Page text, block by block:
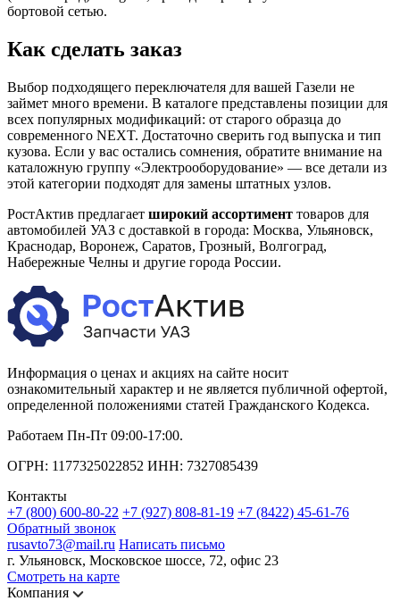
бортовой сетью.
Как сделать заказ
Выбор подходящего переключателя для вашей Газели не
займет много времени. В каталоге представлены позиции для
всех популярных модификаций: от старого образца до
современного NEXT. Достаточно сверить год выпуска и тип
кузова. Если у вас остались сомнения, обратите внимание на
каталожную группу «Электрооборудование» — все детали из
этой категории подходят для замены штатных узлов.
РостАктив предлагает широкий ассортимент товаров для
автомобилей УАЗ с доставкой в города: Москва, Ульяновск,
Краснодар, Воронеж, Саратов, Грозный, Волгоград,
Набережные Челны и другие города России.
Информация о ценах и акциях на сайте носит
ознакомительный характер и не является публичной офертой,
определенной положениями статей Гражданского Кодекса.
Работаем Пн-Пт 09:00-17:00.
ОГРН: 1177325022852 ИНН: 7327085439
Контакты
+7 (800) 600-80-22 +7 (927) 808-81-19 +7 (8422) 45-61-76
Обратный звонок
rusavto73@mail.ru Написать письмо
г. Ульяновск, Московское шоссе, 72, офис 23
Смотреть на карте
Компания